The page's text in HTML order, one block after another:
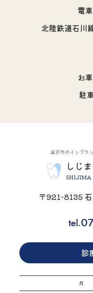
電
北陸鉄道石川
お
駐
金沢市のインプラ
しじ
SHIJIMA
〒921-8135
tel.
診
月